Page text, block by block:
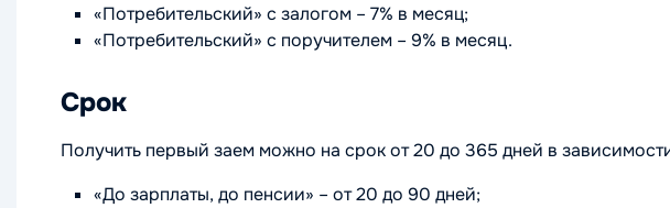
«Потребительский» с залогом – 7% в месяц;
«Потребительский» с поручителем – 9% в месяц.
Срок
Получить первый заем можно на срок от 20 до 365 дней в
«До зарплаты, до пенсии» – от 20 до 90 дней;